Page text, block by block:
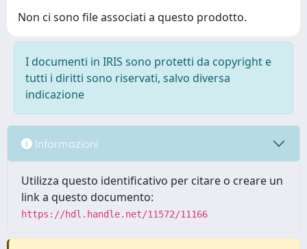
Non ci sono file associati a questo prodotto.
I documenti in IRIS sono protetti da copyright e
tutti i diritti sono riservati, salvo diversa
indicazione
Informazioni
Utilizza questo identificativo per citare o creare un
link a questo documento:
https://hdl.handle.net/11572/11166